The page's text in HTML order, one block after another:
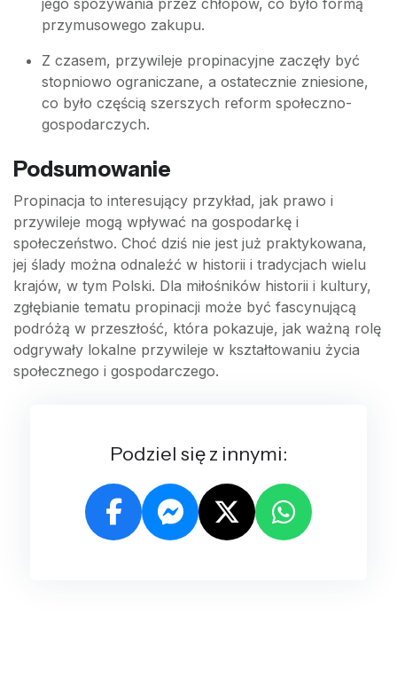
jego spożywania przez chłopów, co było formą
przymusowego zakupu.
Z czasem, przywileje propinacyjne zaczęły być
stopniowo ograniczane, a ostatecznie zniesione,
co było częścią szerszych reform społeczno-
gospodarczych.
Podsumowanie
Propinacja to interesujący przykład, jak prawo i
przywileje mogą wpływać na gospodarkę i
społeczeństwo. Choć dziś nie jest już praktykowana,
jej ślady można odnaleźć w historii i tradycjach wielu
krajów, w tym Polski. Dla miłośników historii i kultury,
zgłębianie tematu propinacji może być fascynującą
podróżą w przeszłość, która pokazuje, jak ważną rolę
odgrywały lokalne przywileje w kształtowaniu życia
społecznego i gospodarczego.
Podziel się z innymi: